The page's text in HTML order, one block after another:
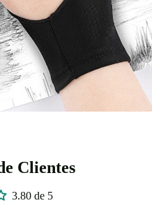
Clientes
3.80 de 5